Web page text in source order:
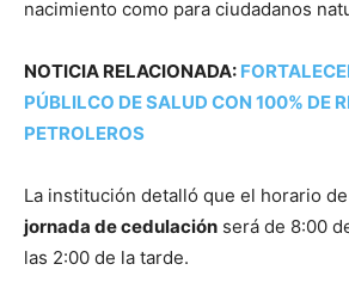
nacimiento como para ciudadanos
NOTICIA RELACIONADA:
PÚBLILCO DE SALUD CON 100% DE
PETROLEROS
La institución detalló que el horario
jornada de cedulación será de 8:00
las 2:00 de la tarde.